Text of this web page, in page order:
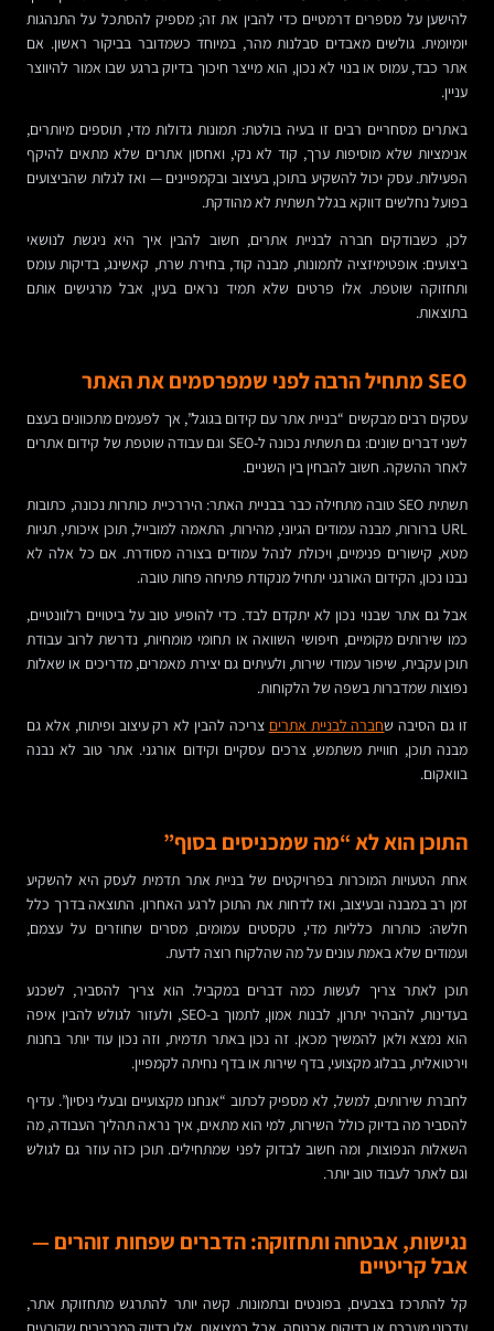
להישען על מספרים דרמטיים כדי להבין את זה; מספיק להסתכל על התנהגות
יומיומית. גולשים מאבדים סבלנות מהר, במיוחד כשמדובר בביקור ראשון. אם
אתר כבד, עמוס או בנוי לא נכון, הוא מייצר חיכוך בדיוק ברגע שבו אמור להיווצר
עניין.
באתרים מסחריים רבים זו בעיה בולטת: תמונות גדולות מדי, תוספים מיותרים,
אנימציות שלא מוסיפות ערך, קוד לא נקי, ואחסון אתרים שלא מתאים להיקף
הפעילות. עסק יכול להשקיע בתוכן, בעיצוב ובקמפיינים — ואז לגלות שהביצועים
בפועל נחלשים דווקא בגלל תשתית לא מהודקת.
לכן, כשבודקים חברה לבניית אתרים, חשוב להבין איך היא ניגשת לנושאי
ביצועים: אופטימיזציה לתמונות, מבנה קוד, בחירת שרת, קאשינג, בדיקות עומס
ותחזוקה שוטפת. אלו פרטים שלא תמיד נראים בעין, אבל מרגישים אותם
בתוצאות.
SEO מתחיל הרבה לפני שמפרסמים את האתר
עסקים רבים מבקשים “בניית אתר עם קידום בגוגל”, אך לפעמים מתכוונים בעצם
לשני דברים שונים: גם תשתית נכונה ל-SEO וגם עבודה שוטפת של קידום אתרים
לאחר ההשקה. חשוב להבחין בין השניים.
תשתית SEO טובה מתחילה כבר בבניית האתר: היררכיית כותרות נכונה, כתובות
URL ברורות, מבנה עמודים הגיוני, מהירות, התאמה למובייל, תוכן איכותי, תגיות
מטא, קישורים פנימיים, ויכולת לנהל עמודים בצורה מסודרת. אם כל אלה לא
נבנו נכון, הקידום האורגני יתחיל מנקודת פתיחה פחות טובה.
אבל גם אתר שבנוי נכון לא יתקדם לבד. כדי להופיע טוב על ביטויים רלוונטיים,
כמו שירותים מקומיים, חיפושי השוואה או תחומי מומחיות, נדרשת לרוב עבודת
תוכן עקבית, שיפור עמודי שירות, ולעיתים גם יצירת מאמרים, מדריכים או שאלות
נפוצות שמדברות בשפה של הלקוחות.
זו גם הסיבה שחברה לבניית אתרים צריכה להבין לא רק עיצוב ופיתוח, אלא גם
מבנה תוכן, חוויית משתמש, צרכים עסקיים וקידום אורגני. אתר טוב לא נבנה
בוואקום.
התוכן הוא לא “מה שמכניסים בסוף”
אחת הטעויות המוכרות בפרויקטים של בניית אתר תדמית לעסק היא להשקיע
זמן רב במבנה ובעיצוב, ואז לדחות את התוכן לרגע האחרון. התוצאה בדרך כלל
חלשה: כותרות כלליות מדי, טקסטים עמומים, מסרים שחוזרים על עצמם,
ועמודים שלא באמת עונים על מה שהלקוח רוצה לדעת.
תוכן לאתר צריך לעשות כמה דברים במקביל. הוא צריך להסביר, לשכנע
בעדינות, להבהיר יתרון, לבנות אמון, לתמוך ב-SEO, ולעזור לגולש להבין איפה
הוא נמצא ולאן להמשיך מכאן. זה נכון באתר תדמית, וזה נכון עוד יותר בחנות
וירטואלית, בבלוג מקצועי, בדף שירות או בדף נחיתה לקמפיין.
לחברת שירותים, למשל, לא מספיק לכתוב “אנחנו מקצועיים ובעלי ניסיון”. עדיף
להסביר מה בדיוק כולל השירות, למי הוא מתאים, איך נראה תהליך העבודה, מה
השאלות הנפוצות, ומה חשוב לבדוק לפני שמתחילים. תוכן כזה עוזר גם לגולש
וגם לאתר לעבוד טוב יותר.
נגישות, אבטחה ותחזוקה: הדברים שפחות זוהרים —
אבל קריטיים
קל להתרכז בצבעים, בפונטים ובתמונות. קשה יותר להתרגש מתחזוקת אתר,